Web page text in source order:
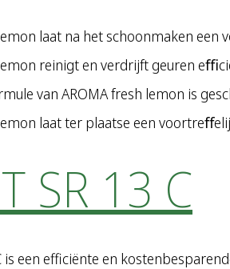
laat na het schoonmaken
reinigt en verdrijft geuren
van AROMA fresh lemon is
laat ter plaatse een
SR 13 C
is een efficiënte en